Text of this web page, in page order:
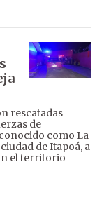
rescatadas
de
como La
de Itapoá, a
el territorio